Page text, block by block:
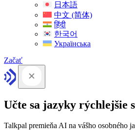
日本語
中文 (简体)
हिंदी
한국어
Українська
Začať
Učte sa jazyky rýchlejšie
Talkpal premieňa AI na vášho osobného